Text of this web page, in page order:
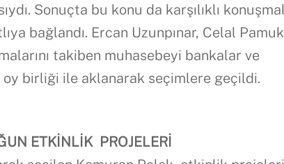
Sonuçta bu konu da karşılıklı
bağlandı. Ercan Uzunpınar, Celal
takiben muhasebeyi bankalar ve
birliği ile aklanarak seçimlere geçildi.
ETKİNLİK PROJELERİ